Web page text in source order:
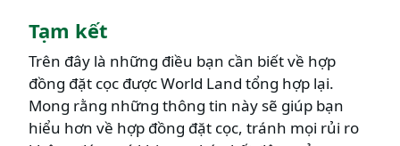
Tạm kết
Trên đây là những điều bạn cần biết về hợp
đồng đặt cọc được World Land tổng hợp lại.
Mong rằng những thông tin này sẽ giúp bạn
hiểu hơn về hợp đồng đặt cọc, tránh mọi rủi ro